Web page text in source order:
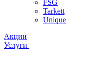
FSG
Tarkett
Unique
Акции
Услуги